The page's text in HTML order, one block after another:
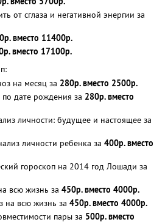
от сглаза и негативной энергии за
вместо 11400р.
вместо 17100р.
на месяц за 280р. вместо 2500р.
дате рождения за 280р. вместо
личности: будущее и настоящее за
личности ребенка за 400р. вместо
гороскоп на 2014 год Лошади за
всю жизнь за 450р. вместо 4000р.
на всю жизнь за 450р. вместо 4000р.
пары за 500р. вместо